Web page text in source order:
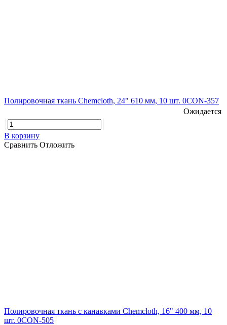
Полировочная ткань Chemcloth, 24" 610 мм, 10 шт. 0CON-357
Ожидается
В корзину
Сравнить Отложить
Полировочная ткань с канавками Chemcloth, 16" 400 мм, 10
шт. 0CON-505